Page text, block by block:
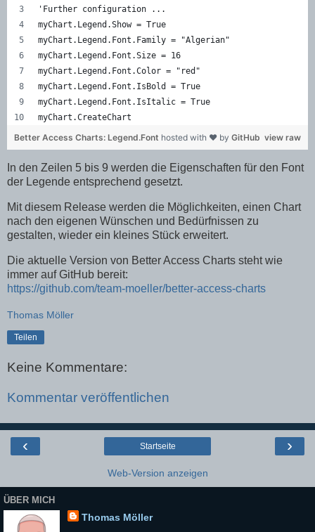
'Further configuration ...
myChart.Legend.Show = True
myChart.Legend.Font.Family = "Algerian"
myChart.Legend.Font.Size = 16
myChart.Legend.Font.Color = "red"
myChart.Legend.Font.IsBold = True
myChart.Legend.Font.IsItalic = True
myChart.CreateChart
view raw
Better Access Charts: Legend.Font hosted with ❤ by GitHub
In den Zeilen 5 bis 9 werden die Eigenschaften für den Font
der Legende entsprechend gesetzt.
Mit diesem Release werden die Möglichkeiten, einen Chart
nach den eigenen Wünschen und Bedürfnissen zu
gestalten, wieder ein kleines Stück erweitert.
Die aktuelle Version von Better Access Charts steht wie
immer auf GitHub bereit:
https://github.com/team-moeller/better-access-charts
Thomas Möller
Teilen
Keine Kommentare:
Kommentar veröffentlichen
‹ ›
Startseite
Web-Version anzeigen
ÜBER MICH
Thomas Möller